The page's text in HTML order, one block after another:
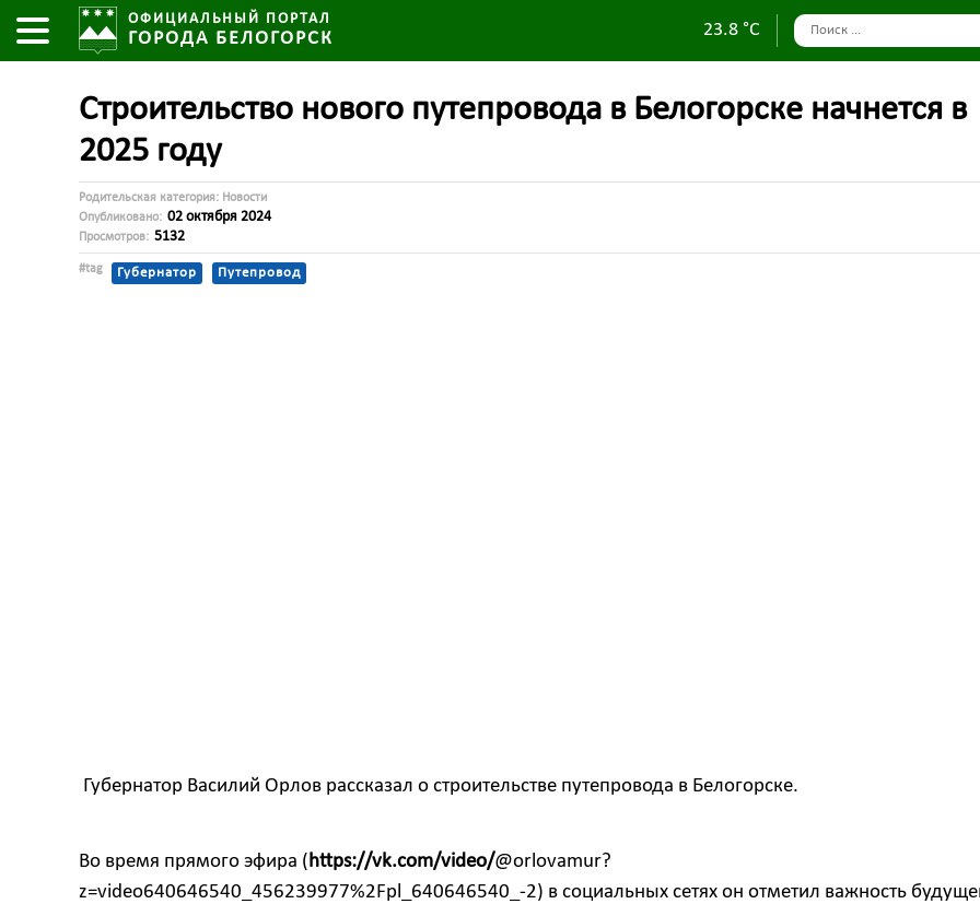
ОФИЦИАЛЬНЫЙ ПОРТАЛ
ГОРОДА БЕЛОГОРСК 23.8 °C
Строительство нового путепровода в Белогорске начнется в
2025 году
Родительская категория: Новости
Опубликовано: 02 октября 2024
Просмотров: 5132
#tag Губернатор Путепровод
Губернатор Василий Орлов рассказал о строительстве путепровода в Белогорске.
Во время прямого эфира (https://vk.com/video/@orlovamur?
z=video640646540_456239977%2Fpl_640646540_-2) в социальных сетях он отметил важность